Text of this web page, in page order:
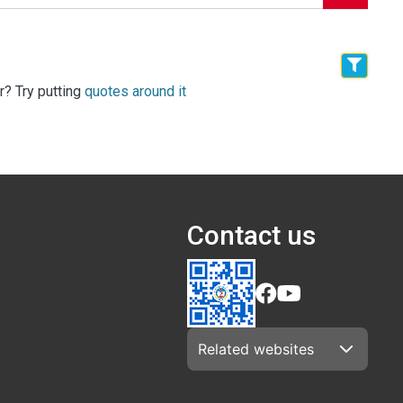
Try putting quotes around it
Contact us
Related websites